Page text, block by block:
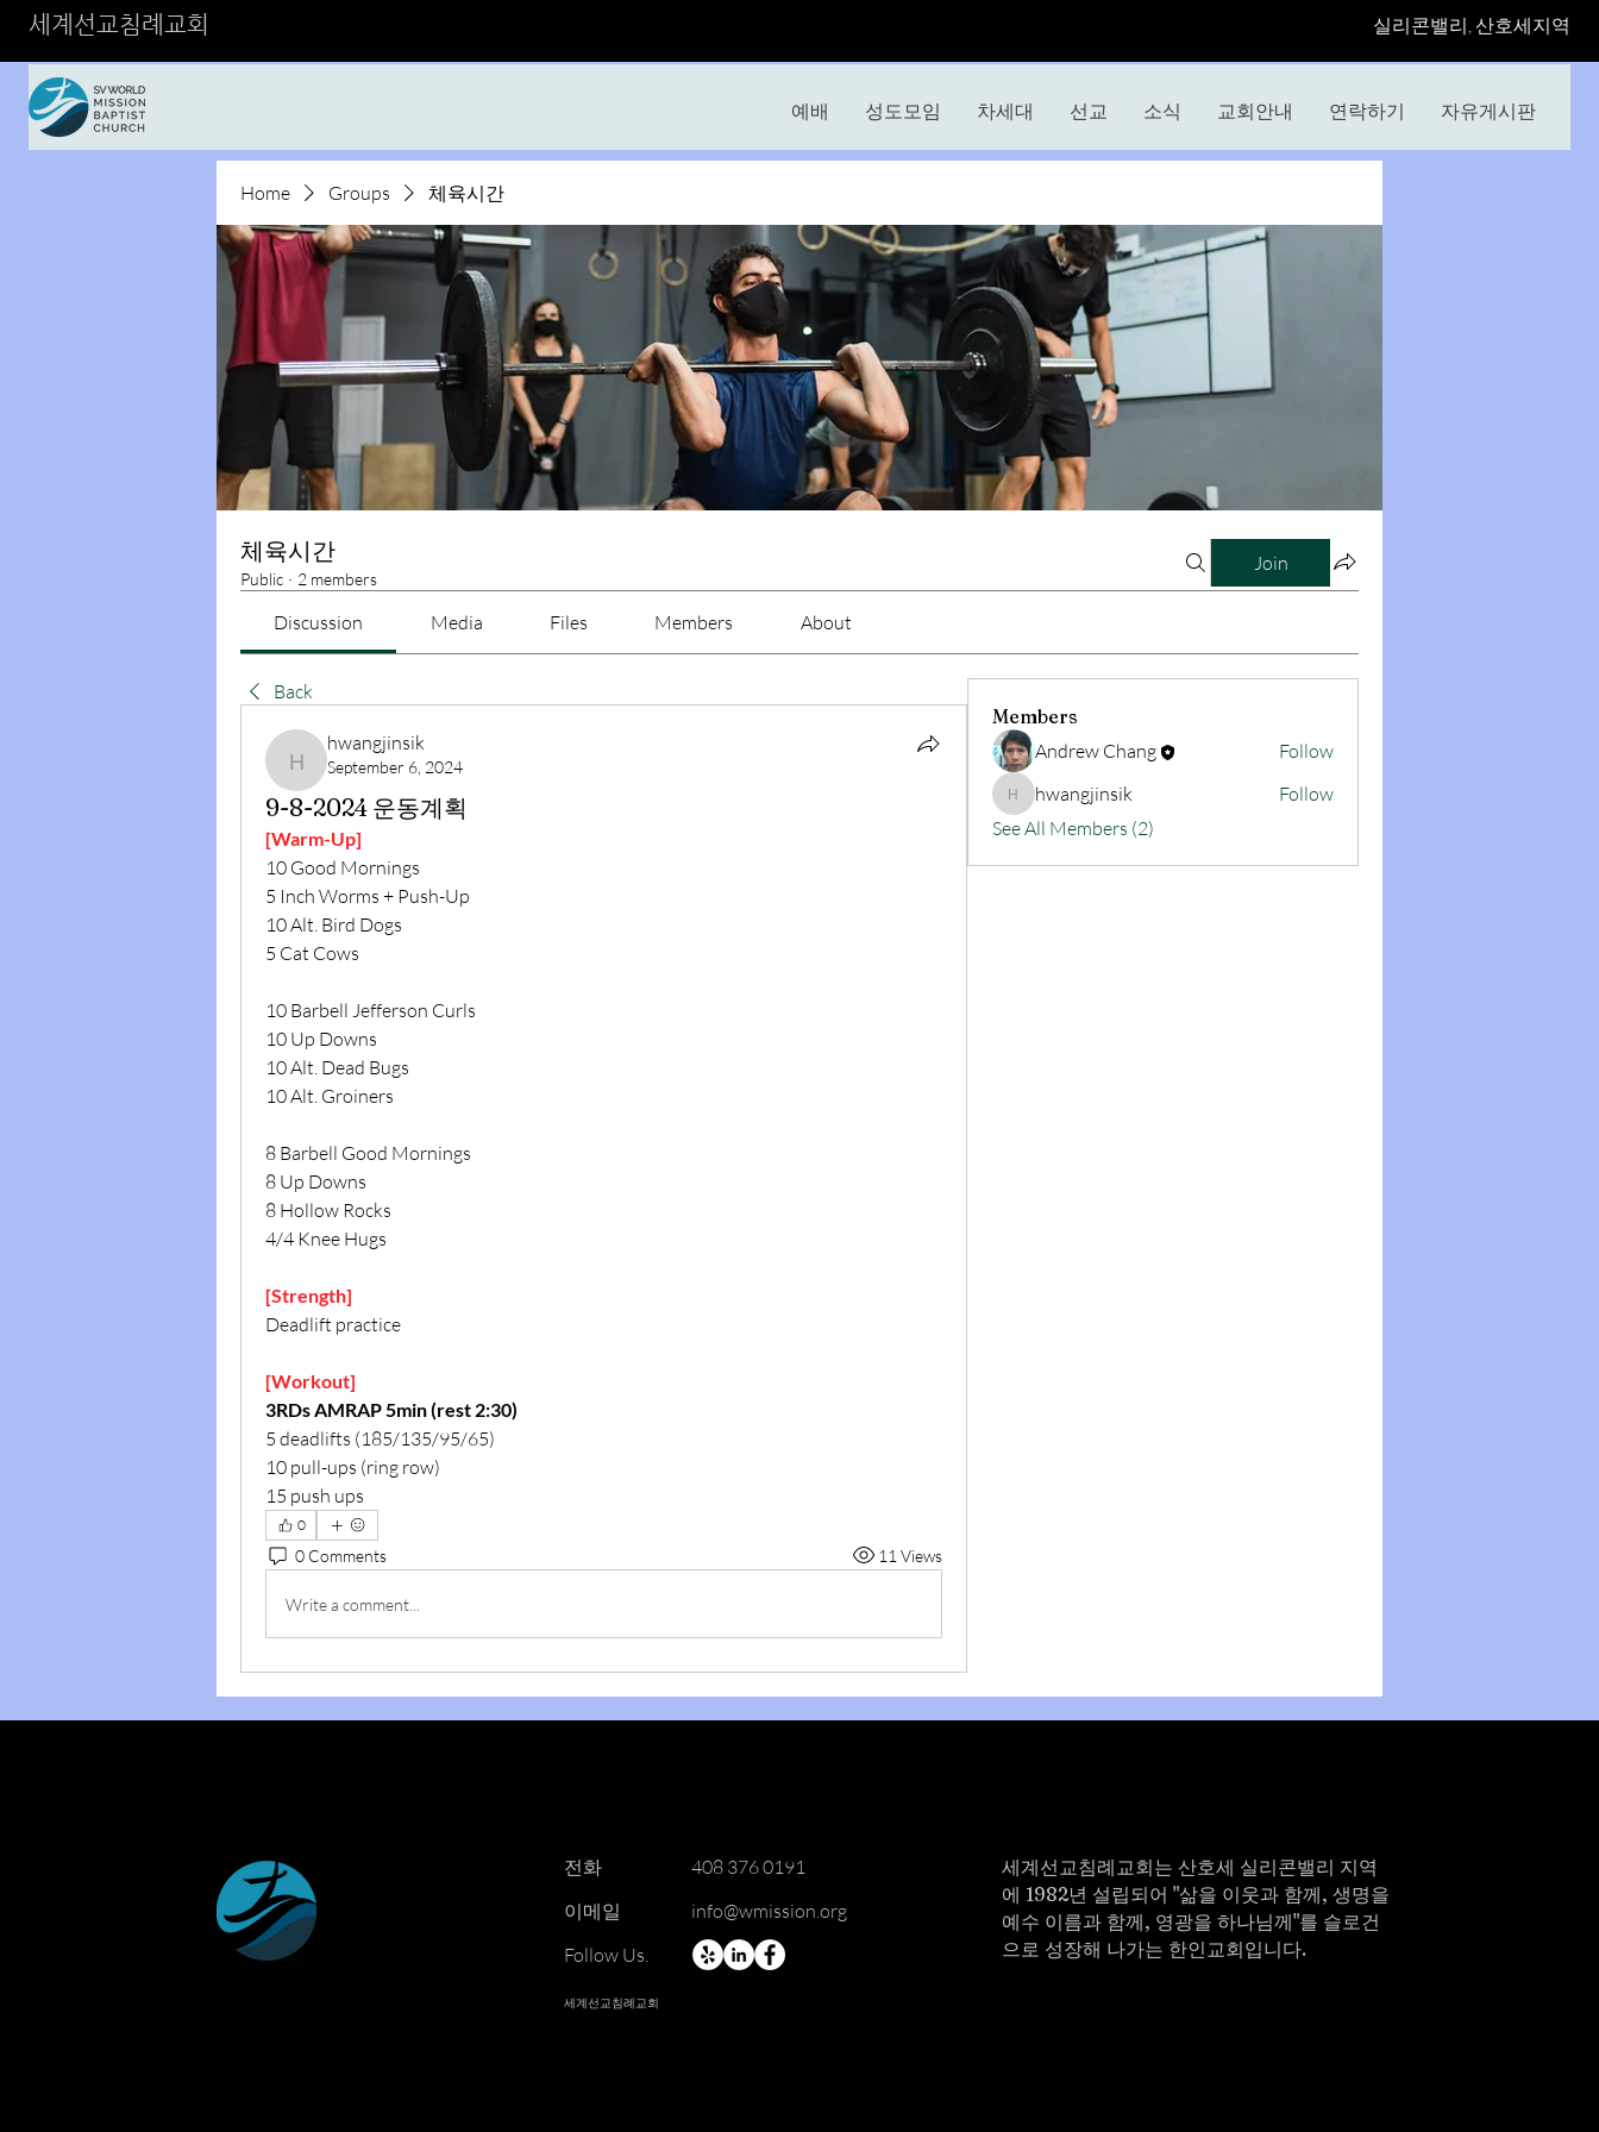
세계선교침례교회 ​실리콘밸리, 산호세지역
예배 성도모임 차세대 선교 소식 교회안내 연락하기 자유게시판
Home Groups 체육시간
체육시간
Public · 2 members
Join
Discussion Media Files Members About
Back
hwangjinsik
hwangjinsik
September 6, 2024
9-8-2024 운동계획
[Warm-Up]
10 Good Mornings
5 Inch Worms + Push-Up
10 Alt. Bird Dogs
5 Cat Cows
10 Barbell Jefferson Curls
10 Up Downs
10 Alt. Dead Bugs
10 Alt. Groiners
8 Barbell Good Mornings
8 Up Downs
8 Hollow Rocks
4/4 Knee Hugs
[Strength]
Deadlift practice
[Workout]
3RDs AMRAP 5min (rest 2:30)
5 deadlifts (185/135/95/65)
10 pull-ups (ring row)
15 push ups
0
0 Comments 11 Views
Write a comment...
Members
Andrew Chang
Follow
hwangjinsik
hwangjinsik
Follow
See All Members (2)
​전화
408 376 0191
이메일
info@wmission.org
Follow Us.
세계선교침례교회는 산호세 실리콘밸리 지역
에 1982년 설립되어 "삶을 이웃과 함께, 생명을
예수 이름과 함께, 영광을 하나님께"를 슬로건
으로 성장해 나가는 한인교회입니다.
세계선교침례교회